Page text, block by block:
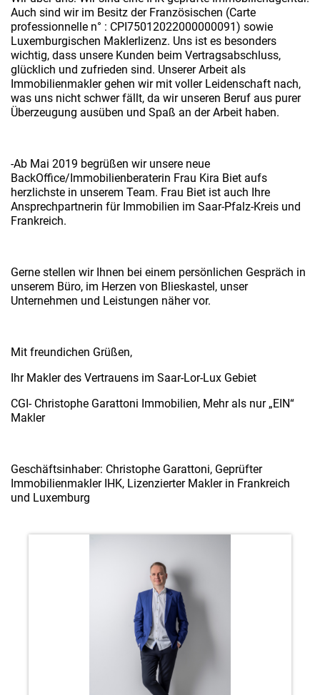
Auch sind wir im Besitz der Französischen (Carte
professionnelle n° : CPI75012022000000091) sowie
Luxemburgischen Maklerlizenz. Uns ist es besonders
wichtig, dass unsere Kunden beim Vertragsabschluss,
glücklich und zufrieden sind. Unserer Arbeit als
Immobilienmakler gehen wir mit voller Leidenschaft nach,
was uns nicht schwer fällt, da wir unseren Beruf aus purer
Überzeugung ausüben und Spaß an der Arbeit haben.
-Ab Mai 2019 begrüßen wir unsere neue
BackOffice/Immobilienberaterin Frau Kira Biet aufs
herzlichste in unserem Team. Frau Biet ist auch Ihre
Ansprechpartnerin für Immobilien im Saar-Pfalz-Kreis und
Frankreich.
Gerne stellen wir Ihnen bei einem persönlichen Gespräch in
unserem Büro, im Herzen von Blieskastel, unser
Unternehmen und Leistungen näher vor.
Mit freundichen Grüßen,
Ihr Makler des Vertrauens im Saar-Lor-Lux Gebiet
CGI- Christophe Garattoni Immobilien, Mehr als nur „EIN“
Makler
Geschäftsinhaber: Christophe Garattoni, Geprüfter
Immobilienmakler IHK, Lizenzierter Makler in Frankreich
und Luxemburg